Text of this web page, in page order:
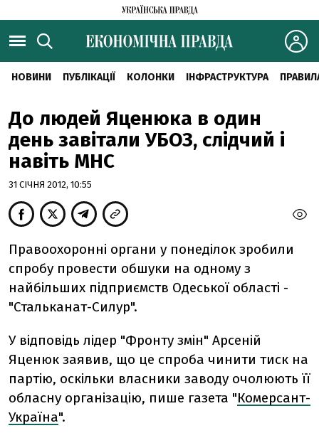
НОВИНИ ПУБЛІКАЦІЇ КОЛОНКИ ІНФРАСТРУКТУРА
До людей Яценюка в один
день завітали УБОЗ, слідчий і
навіть МНС
31 СІЧНЯ 2012, 10:55
Правоохоронні органи у понеділок зробили
спробу провести обшуки на одному з
найбільших підприємств Одеської області -
"Стальканат-Силур".
У відповідь лідер "Фронту змін" Арсеній
Яценюк заявив, що це спроба чинити тиск на
партію, оскільки власники заводу очолюють її
обласну організацію, пише газета "Комерсант-
Україна".